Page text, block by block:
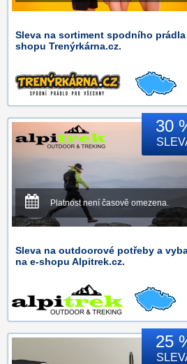
Sleva na sortiment spodního prádla
shopu Trenýrkárna.cz.
30
Platnost není časově omezena.
Sleva na outdoorové potřeby a
na e-shopu Alpitrek.cz.
25